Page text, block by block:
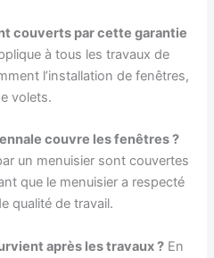
couverts par cette garantie
à tous les travaux de
l’installation de fenêtres,
volets.
couvre les fenêtres ?
un menuisier sont couvertes
que le menuisier a respecté
qualité de travail.
après les travaux ? En